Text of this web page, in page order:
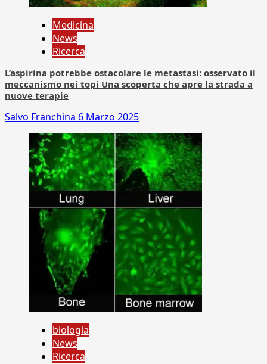
Medicina
News
Ricerca
L’aspirina potrebbe ostacolare le metastasi: osservato il
meccanismo nei topi Una scoperta che apre la strada a
nuove terapie
Salvo Franchina 6 Marzo 2025
biologia
News
Ricerca